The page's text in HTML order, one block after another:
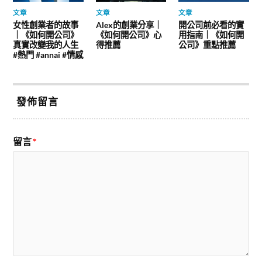
文章
女性創業者的故事
｜《如何開公司》
真實改變我的人生
#熱門 #annai #情感
文章
Alex的創業分享｜
《如何開公司》心
得推薦
文章
開公司前必看的實
用指南｜《如何開
公司》重點推薦
發佈留言
留言*